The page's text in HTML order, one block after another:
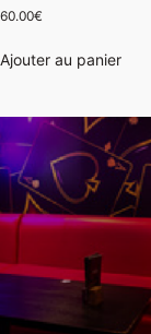
60.00€
Ajouter au panier